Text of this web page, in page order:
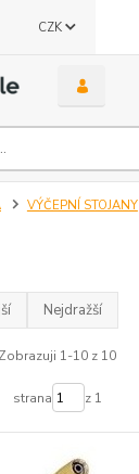
CZK
VÝČEPNÍ STOJANY
Nejdražší
Zobrazuji 1-10 z 10
strana z 1